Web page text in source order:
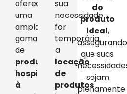
oferece
uma
ampla
gama
de
produtos
hospitalares
à
sua
necessidade
for
temporária,
a
locação
de
produtos
do
produto
ideal,
assegurando
que suas
sejam
plenamente